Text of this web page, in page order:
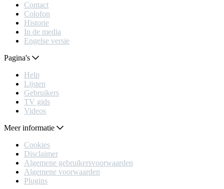
Contact
Colofon
Historie
In de media
Engelse versie
Pagina's
Help
Lijsten
Gebruikers
TV gids
Videos
Meer informatie
Cookies
Disclaimer
Algemene gebruikersvoorwaarden
Algemene voorwaarden
Plugins